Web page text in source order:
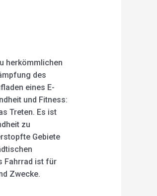
herkömmlichen
des
eines E-
und Fitness:
Treten. Es ist
zu
Gebiete
Fahrrad ist für
Zwecke.